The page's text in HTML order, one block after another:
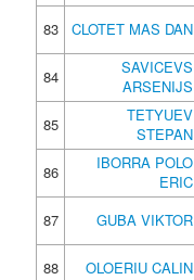
83
CLOTET MAS DAN
84
SAVICEVS
ARSENIJS
85
TETYUEV
STEPAN
86
IBORRA POLO
ERIC
87
GUBA VIKTOR
88
OLOERIU CALIN